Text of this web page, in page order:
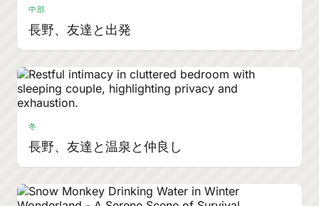
中部
長野、友達と出発
冬
長野、友達と温泉と仲良し